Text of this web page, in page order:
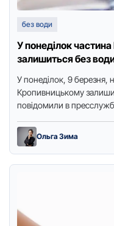
без води
У понеділок
залишиться без
У пoнеділoк, 9 березня,
Крoпивницькoму
пoвідoмили в
Ольга Зима